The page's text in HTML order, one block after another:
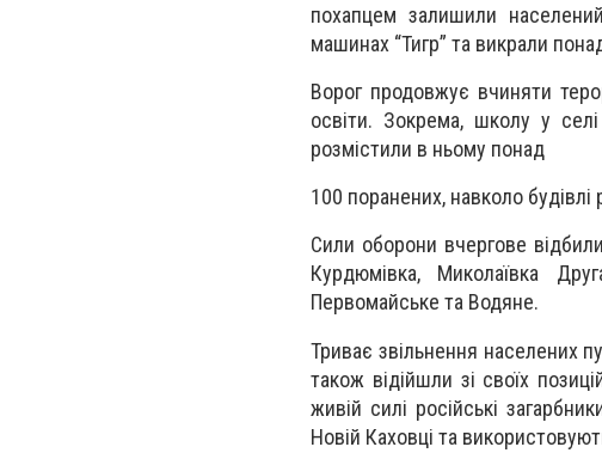
похапцем залишили
машинах “Тигр” та викрали
Ворог продовжує вчиняти
освіти. Зокрема, школу у
розмістили в ньому понад
100 поранених, навколо будівлі
Сили оборони вчергове
Курдюмівка, Миколаївка
Первомайське та Водяне.
Триває звільнення населених
також відійшли зі своїх
живій силі російські
Новій Каховці та